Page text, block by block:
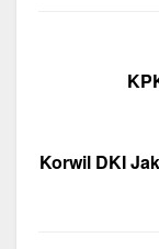
o
A
p
Korwil DKI